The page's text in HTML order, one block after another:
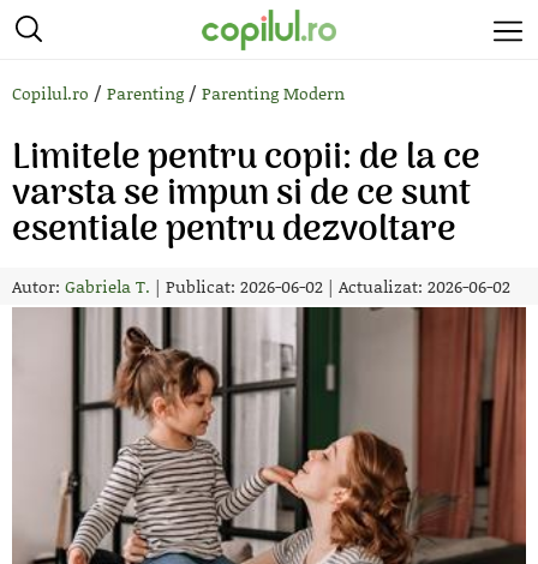
Copilul.ro / Parenting / Parenting Modern
Limitele pentru copii: de la ce
varsta se impun si de ce sunt
esentiale pentru dezvoltare
Autor: Gabriela T. | Publicat: 2026-06-02 | Actualizat: 2026-06-02